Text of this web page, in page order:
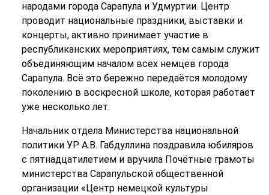
народами города Сарапула и Удмуртии. Центр
проводит национальные праздники, выставки и
концерты, активно принимает участие в
республиканских мероприятиях, тем самым служит
объединяющим началом всех немцев города
Сарапула. Всё это бережно передаётся молодому
поколению в воскресной школе, которая работает
уже несколько лет.
Начальник отдела Министерства национальной
политики УР А.В. Габдуллина поздравила юбиляров
с пятнадцатилетием и вручила Почётные грамоты
министерства Сарапульской общественной
организации «Центр немецкой культуры